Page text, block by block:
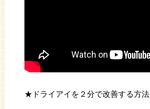
★ドライアイを２分で改善する方法